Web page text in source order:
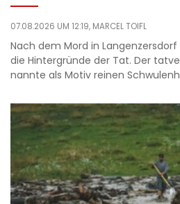
07.08.2026 UM 12:19, MARCEL TOIFL
Nach dem Mord in
die Hintergründe der Tat. Der
nannte als Motiv reinen